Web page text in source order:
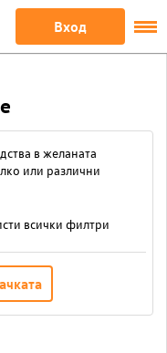
Вход
в желаната
или различни
всички филтри